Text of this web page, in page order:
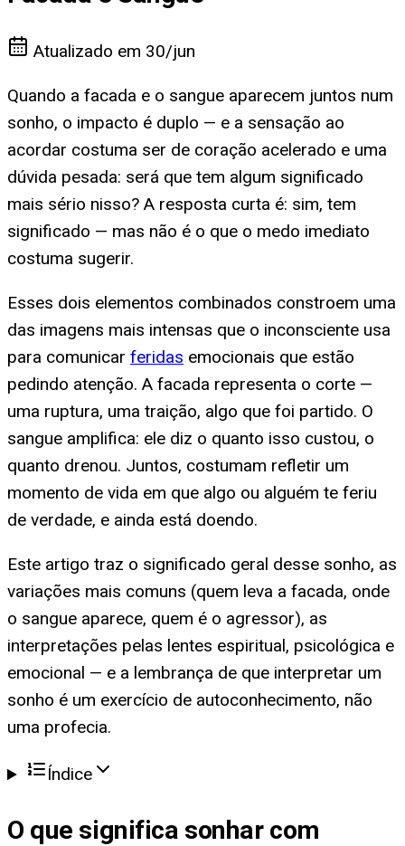
Atualizado em 30/jun
Quando a facada e o sangue aparecem juntos num
sonho, o impacto é duplo — e a sensação ao
acordar costuma ser de coração acelerado e uma
dúvida pesada: será que tem algum significado
mais sério nisso? A resposta curta é: sim, tem
significado — mas não é o que o medo imediato
costuma sugerir.
Esses dois elementos combinados constroem uma
das imagens mais intensas que o inconsciente usa
para comunicar feridas emocionais que estão
pedindo atenção. A facada representa o corte —
uma ruptura, uma traição, algo que foi partido. O
sangue amplifica: ele diz o quanto isso custou, o
quanto drenou. Juntos, costumam refletir um
momento de vida em que algo ou alguém te feriu
de verdade, e ainda está doendo.
Este artigo traz o significado geral desse sonho, as
variações mais comuns (quem leva a facada, onde
o sangue aparece, quem é o agressor), as
interpretações pelas lentes espiritual, psicológica e
emocional — e a lembrança de que interpretar um
sonho é um exercício de autoconhecimento, não
uma profecia.
Índice
O que significa sonhar com